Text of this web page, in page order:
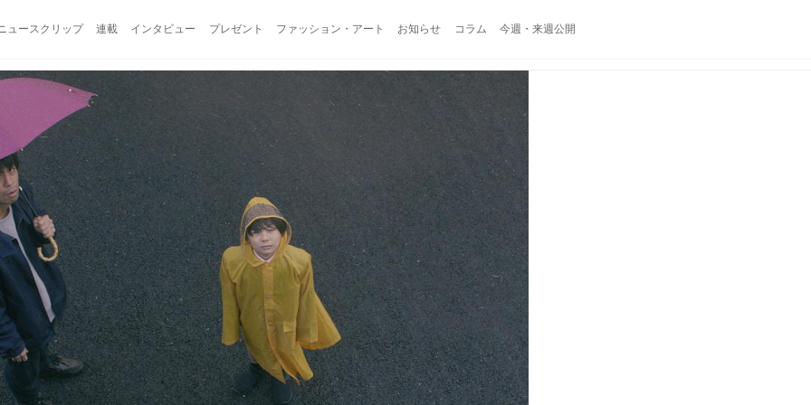
ュースクリップ 連載 インタビュー プレゼント ファッション・アート お知らせ コラム 今週・来週公開